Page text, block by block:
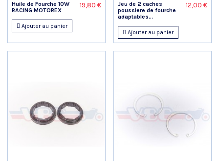
Huile de Fourche 10W
RACING MOTOREX
19,80 €
Ajouter au panier
Jeu de 2 caches
poussiere de fourche
adaptables...
12,00 €
Ajouter au panier